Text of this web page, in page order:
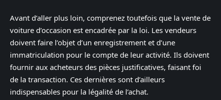
Avant d’aller plus loin, comprenez toutefois que la vente de
voiture d’occasion est encadrée par la loi. Les vendeurs
doivent faire l’objet d’un enregistrement et d’une
immatriculation pour le compte de leur activité. Ils doivent
fournir aux acheteurs des pièces justificatives, faisant foi
de la transaction. Ces dernières sont d’ailleurs
indispensables pour la légalité de l’achat.